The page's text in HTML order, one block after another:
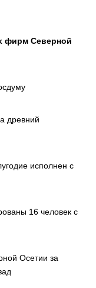
фирм Северной
древний
исполнен с
16 человек с
Осетии за